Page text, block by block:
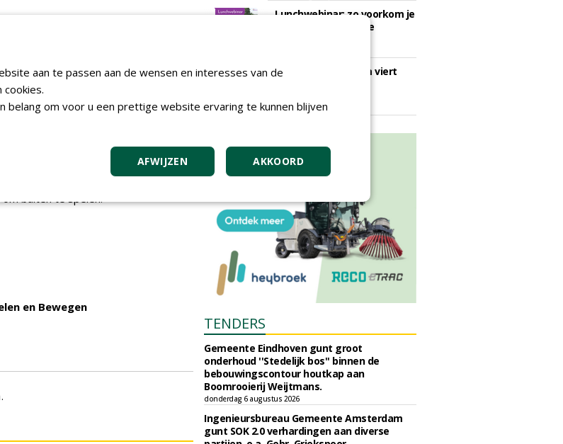
in 1997 in werking getreden om de
te verbeteren. Dit besluit heeft
de directe omgeving ervan.
binnen dat men denkt dat door de
'Dat is gelukkig niet het geval. In
De risico's moeten wel voor de
een been breken wordt als
een oog kwijtraken of een
staan we daar
kinderen uitdaging. En
buiten te spelen.'
en Bewegen
Lunchwebinar: zo voorkom je
dat natuurinclusieve
Rooftop Symposium viert
vrijdag 18 september 2026
TENDERS
Gemeente Eindhoven gunt groot
onderhoud ''Stedelijk bos'' binnen de
bebouwingscontour houtkap aan
Boomrooierij Weijtmans.
donderdag 6 augustus 2026
Ingenieursbureau Gemeente Amsterdam
gunt SOK 2.0 verhardingen aan diverse
aan te passen aan de wensen en interesses van de
cookies.
belang om voor u een prettige website ervaring te kunnen blijven
AKKOORD
AFWIJZEN